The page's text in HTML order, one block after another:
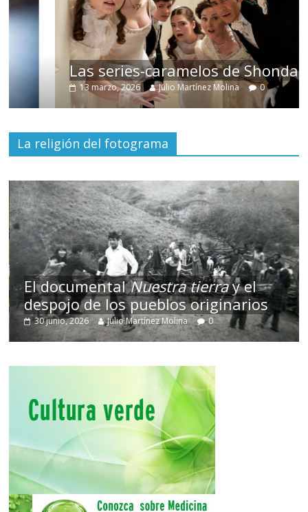
Las series-caramelos de Shondaland
13 marzo, 2026 Julio Martínez Molina 0
La religión del fotograma
El documentalNuestra tierray el
despojo de los pueblos originarios
30 junio, 2026 Julio Martínez Molina 0